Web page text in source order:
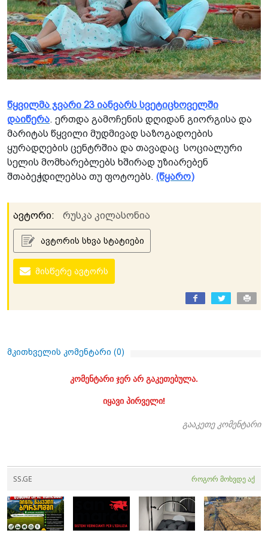
წყვილმა ჯვარი 23 იანვარს სვეტიცხოველში
დაიწერა. ერთდა გამოჩენის დღიდან გიორგისა და
მარიტას წყვილი მუდმივად საზოგადოების
ყურადღების ცენტრშია და თავადაც სოციალური
სელის მომხარებლებს ხშირად უზიარებენ
შთაბეჭდილებსა თუ ფოტოებს. (წყარო)
ავტორი: რუსკა კილასონია
ავტორის სხვა სტატიები
მისწერე ავტორს
მკითხველის კომენტარი (0)
კომენტარი ჯერ არ გაკეთებულა.
იყავი პირველი!
გააკეთე კომენტარი
SS.GE როგორ მოხვდე აქ